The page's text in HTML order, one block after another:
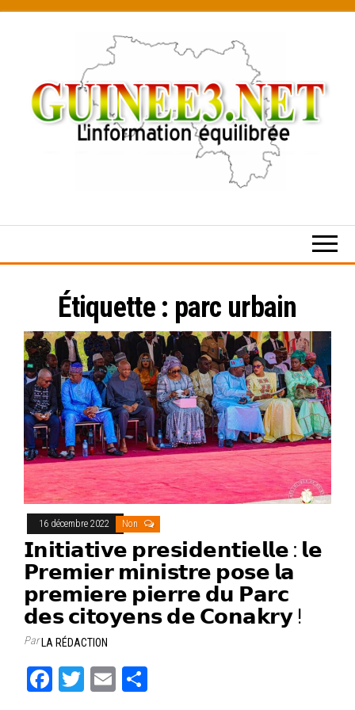
content
Étiquette : parc urbain
16 décembre 2022 Non
𝗜𝗻𝗶𝘁𝗶𝗮𝘁𝗶𝘃𝗲 𝗽𝗿𝗲𝘀𝗶𝗱𝗲𝗻𝘁𝗶𝗲𝗹𝗹𝗲 : 𝗹𝗲
𝗣𝗿𝗲𝗺𝗶𝗲𝗿 𝗺𝗶𝗻𝗶𝘀𝘁𝗿𝗲 𝗽𝗼𝘀𝗲 𝗹𝗮
𝗽𝗿𝗲𝗺𝗶𝗲𝗿𝗲 𝗽𝗶𝗲𝗿𝗿𝗲 𝗱𝘂 𝗣𝗮𝗿𝗰
𝗱𝗲𝘀 𝗰𝗶𝘁𝗼𝘆𝗲𝗻𝘀 𝗱𝗲 𝗖𝗼𝗻𝗮𝗸𝗿𝘆 !
ParLA RÉDACTION
Fa
T
E